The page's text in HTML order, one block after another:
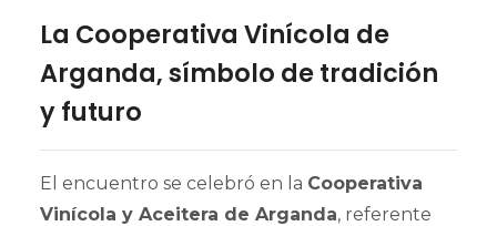
La Cooperativa Vinícola de
Arganda, símbolo de tradición
y futuro
El encuentro se celebró en la Cooperativa
Vinícola y Aceitera de Arganda, referente